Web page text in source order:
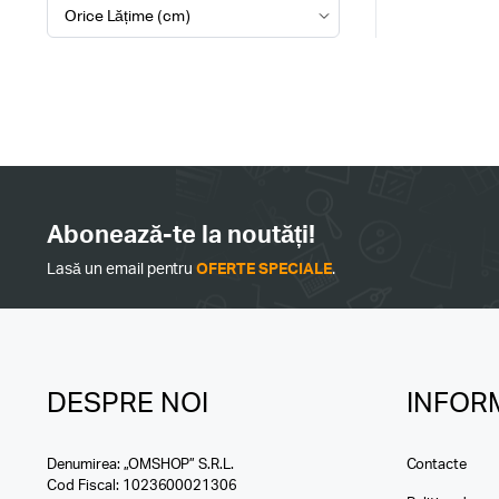
Abonează-te la noutăți!
Lasă un email pentruOFERTE SPECIALE.
DESPRE NOI
Denumirea: „OMSHOP” S.R.L.
Cod Fiscal: 1023600021306
Contacte